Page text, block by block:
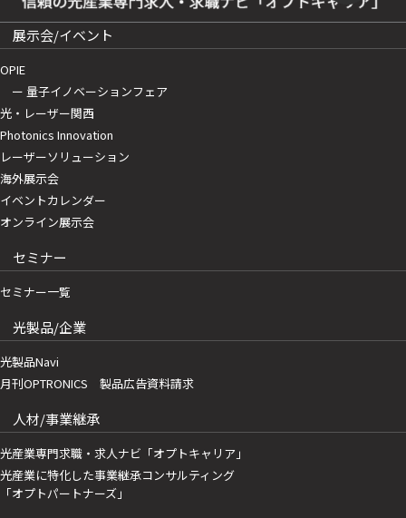
展示会/イベント
OPIE
ー 量子イノベーションフェア
光・レーザー関西
Photonics Innovation
レーザーソリューション
海外展示会
イベントカレンダー
オンライン展示会
セミナー
セミナー一覧
光製品/企業
光製品Navi
月刊OPTRONICS 製品広告資料請求
人材/事業継承
光産業専門求職・求人ナビ「オプトキャリア」
光産業に特化した事業継承コンサルティング
「オプトパートナーズ」